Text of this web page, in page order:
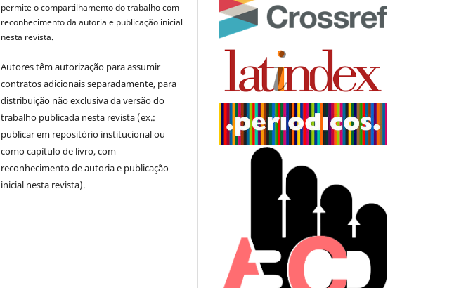
permite o compartilhamento do trabalho com
reconhecimento da autoria e publicação inicial
nesta revista.
Autores têm autorização para assumir
contratos adicionais separadamente, para
distribuição não exclusiva da versão do
trabalho publicada nesta revista (ex.:
publicar em repositório institucional ou
como capítulo de livro, com
reconhecimento de autoria e publicação
inicial nesta revista).